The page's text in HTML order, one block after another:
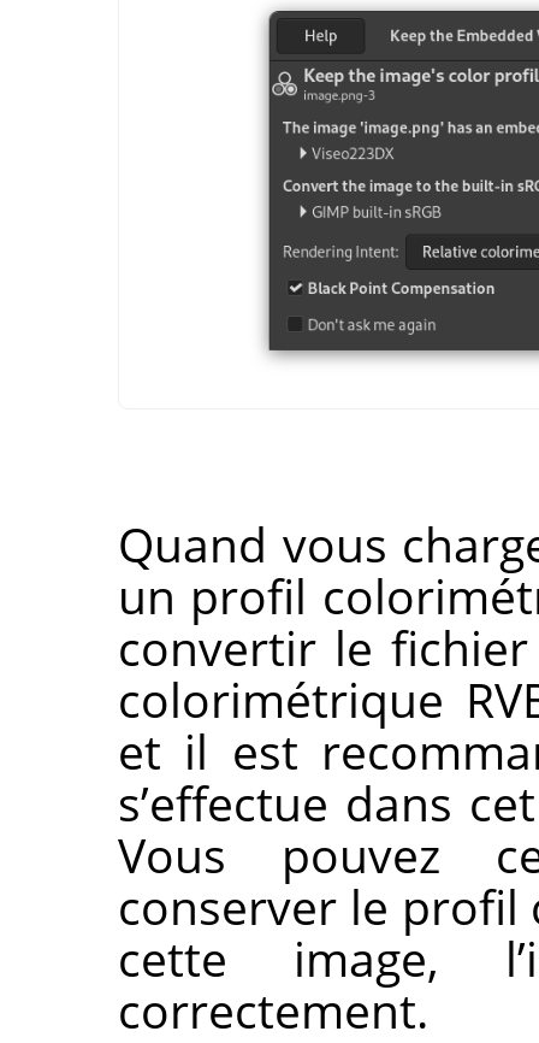
Quand vous
un profil
convertir le fichier
colorimétrique
et il est
s’effectue dans
Vous pouvez
conserver le
cette image,
correctement.